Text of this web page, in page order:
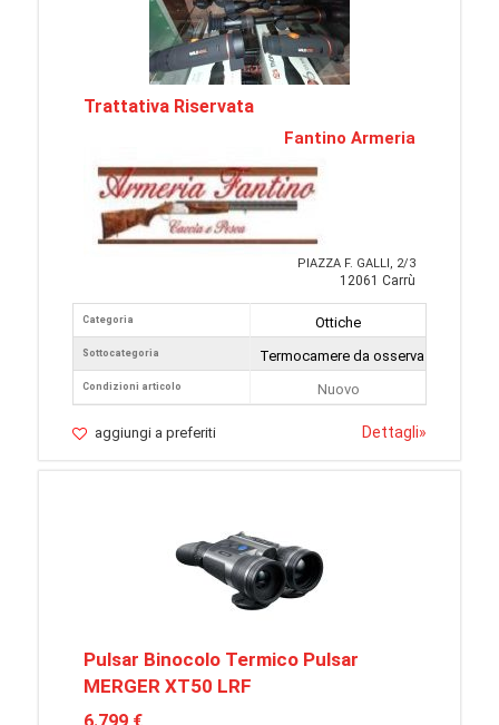
Trattativa Riservata
Fantino Armeria
PIAZZA F. GALLI, 2/3
12061 Carrù
Categoria
Sottocategoria
Condizioni articolo
Ottiche
Termocamere da osservazione
Nuovo
aggiungi a preferiti Dettagli»
Pulsar Binocolo Termico Pulsar
MERGER XT50 LRF